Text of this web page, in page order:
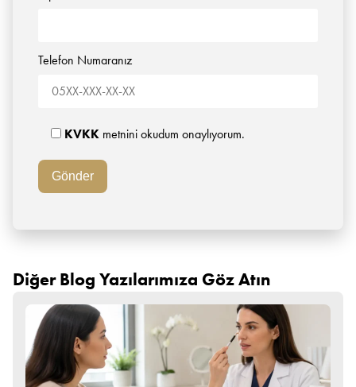
Telefon Numaranız
KVKK metnini okudum onaylıyorum.
Diğer Blog Yazılarımıza Göz Atın